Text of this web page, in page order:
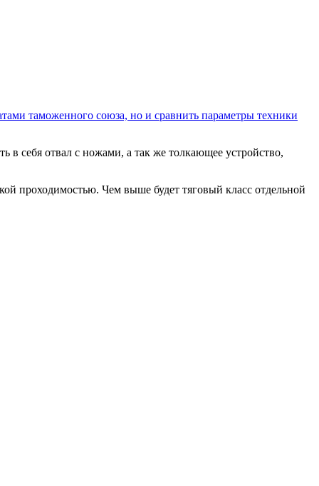
таможенного союза, но и сравнить параметры техники
в себя отвал с ножами, а так же толкающее устройство,
проходимостью. Чем выше будет тяговый класс отдельной